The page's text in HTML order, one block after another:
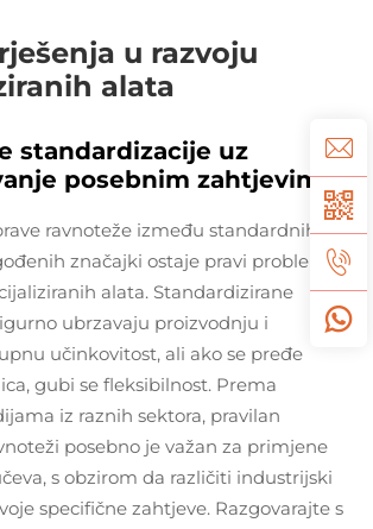
u razvoju
alata
standardizacije uz
posebnim zahtjevima
ravnoteže između standardnih
značajki ostaje pravi problem
alata. Standardizirane
ubrzavaju proizvodnju i
učinkovitost, ali ako se pređe
gubi se fleksibilnost. Prema
iz raznih sektora, pravilan
posebno je važan za primjene
s obzirom da različiti industrijski
specifične zahtjeve. Razgovarajte s